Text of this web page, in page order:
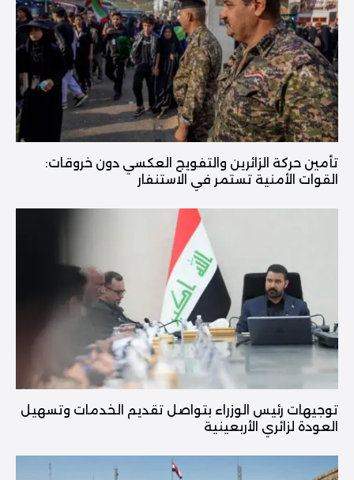
تأمين حركة الزائرين والتفويج العكسي دون خروقات:
القوات الأمنية تستمر في الاستنفار
توجيهات رئيس الوزراء بتواصل تقديم الخدمات وتسهيل
العودة لزائري الأربعينية